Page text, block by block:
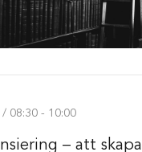
/ 08:30 - 10:00
– att skapa